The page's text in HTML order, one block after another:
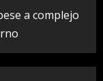
a complejo